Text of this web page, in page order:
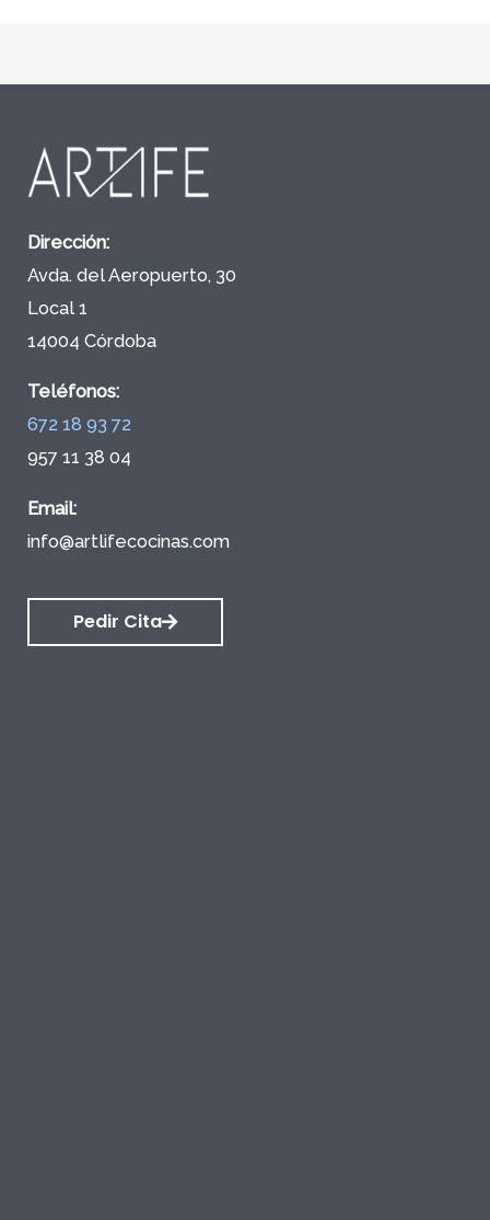
Dirección:
Avda. del Aeropuerto, 30
Local 1
14004 Córdoba
Teléfonos:
672 18 93 72
957 11 38 04
Email:
info@artlifecocinas.com
Pedir Cita